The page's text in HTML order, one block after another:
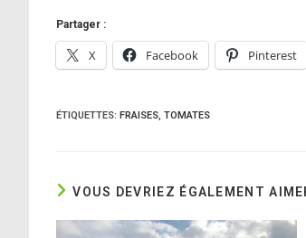
Partager :
X Facebook Pinterest
ÉTIQUETTES: FRAISES, TOMATES
VOUS DEVRIEZ ÉGALEMENT